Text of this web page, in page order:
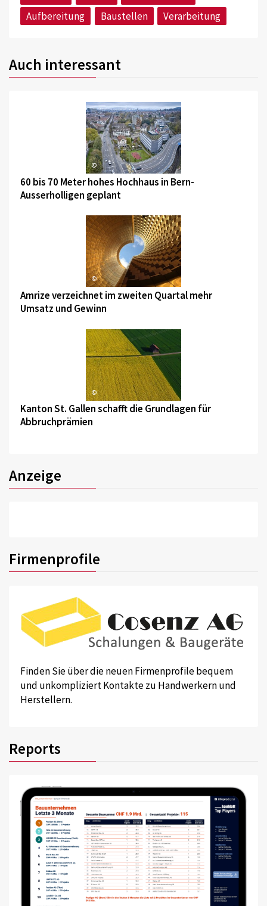
Aufbereitung
Baustellen Verarbeitung
Auch interessant
©
60 bis 70 Meter hohes Hochhaus in Bern-
Ausserholligen geplant
©
Amrize verzeichnet im zweiten Quartal mehr
Umsatz und Gewinn
©
Kanton St. Gallen schafft die Grundlagen für
Abbruchprämien
Anzeige
Firmenprofile
Finden Sie über die neuen Firmenprofile bequem
und unkompliziert Kontakte zu Handwerkern und
Herstellern.
Reports